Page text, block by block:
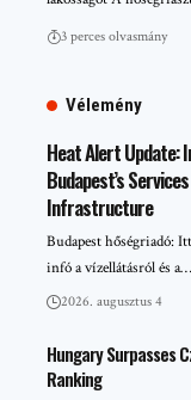
3 perces olvasmány
Vélemény
Heat Alert Update:
Budapest’s
Infrastructure
Budapest hőségriadó:
infó a vízellátásról és a…
2026. augusztus 4
Hungary Surpasses
Ranking